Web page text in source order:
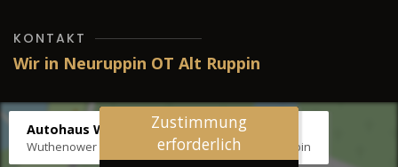
KONTAKT
Wir in Neuruppin OT Alt Ruppin
Autohaus Wernicke
Wuthenower Str. 12b, 16827 Neuruppin OT Alt Ruppin
Zustimmung
erforderlich